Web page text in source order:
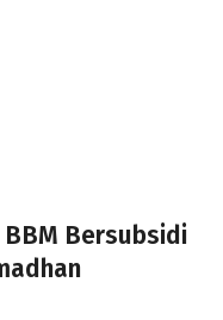
Bersubsidi